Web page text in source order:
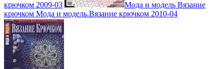
крючком 2009-03
Мода и модель Вязание
крючком Мода и модель.Вязание крючком 2010-04